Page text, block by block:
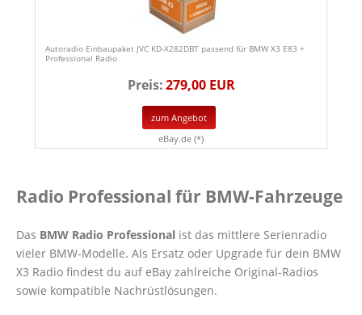
Autoradio Einbaupaket JVC KD-X282DBT passend für BMW X3 E83 +
Professional Radio
Preis:279,00 EUR
zum Angebot
eBay.de (*)
Radio Professional für BMW-Fahrzeuge
Das BMW Radio Professional ist das mittlere Serienradio
vieler BMW-Modelle. Als Ersatz oder Upgrade für dein BMW
X3 Radio findest du auf eBay zahlreiche Original-Radios
sowie kompatible Nachrüstlösungen.